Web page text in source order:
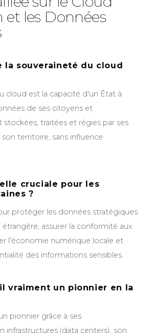
et les Données
la souveraineté du cloud
cloud est la capacité d'un État à
de ses citoyens et
stockées, traitées et régies par ses
son territoire, sans influence
cruciale pour les
?
protéger les données stratégiques
assurer la conformité aux
l'économie numérique locale et
des informations sensibles.
vraiment un pionnier en la
pionnier grâce à ses
infrastructures (data centers), son